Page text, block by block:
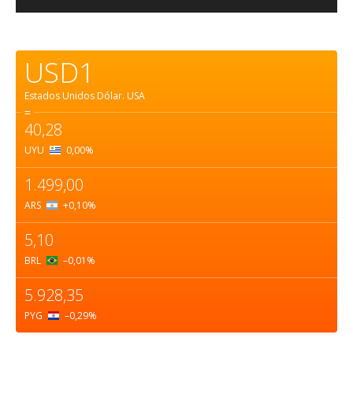
USD1
Estados Unidos Dólar. USA
=
40,28
UYU 0,00%
1.499,00
ARS +0,10%
5,10
BRL –0,01 %
5.928,35
PYG –0,29%